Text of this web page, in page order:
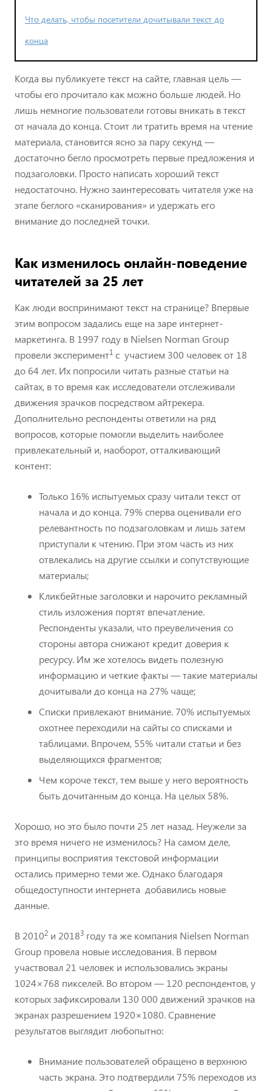
Что делать, чтобы посетители дочитывали текст до
конца
Когда вы публикуете текст на сайте, главная цель —
чтобы его прочитало как можно больше людей. Но
лишь немногие пользователи готовы вникать в текст
от начала до конца. Стоит ли тратить время на чтение
материала, становится ясно за пару секунд —
достаточно бегло просмотреть первые предложения и
подзаголовки. Просто написать хороший текст
недостаточно. Нужно заинтересовать читателя уже на
этапе беглого «сканирования» и удержать его
внимание до последней точки.
Как изменилось онлайн-поведение
читателей за 25 лет
Как люди воспринимают текст на странице? Впервые
этим вопросом задались еще на заре интернет-
маркетинга. В 1997 году в Nielsen Norman Group
провели эксперимент1 с участием 300 человек от 18
до 64 лет. Их попросили читать разные статьи на
сайтах, в то время как исследователи отслеживали
движения зрачков посредством айтрекера.
Дополнительно респонденты ответили на ряд
вопросов, которые помогли выделить наиболее
привлекательный и, наоборот, отталкивающий
контент:
Только 16% испытуемых сразу читали текст от
начала и до конца. 79% сперва оценивали его
релевантность по подзаголовкам и лишь затем
приступали к чтению. При этом часть из них
отвлекались на другие ссылки и сопутствующие
материалы;
Кликбейтные заголовки и нарочито рекламный
стиль изложения портят впечатление.
Респонденты указали, что преувеличения со
стороны автора снижают кредит доверия к
ресурсу. Им же хотелось видеть полезную
информацию и четкие факты — такие материалы
дочитывали до конца на 27% чаще;
Списки привлекают внимание. 70% испытуемых
охотнее переходили на сайты со списками и
таблицами. Впрочем, 55% читали статьи и без
выделяющихся фрагментов;
Чем короче текст, тем выше у него вероятность
быть дочитанным до конца. На целых 58%.
Хорошо, но это было почти 25 лет назад. Неужели за
это время ничего не изменилось? На самом деле,
принципы восприятия текстовой информации
остались примерно теми же. Однако благодаря
общедоступности интернета добавились новые
данные.
В 20102 и 20183 году та же компания Nielsen Norman
Group провела новые исследования. В первом
участвовал 21 человек и использовались экраны
1024×768 пикселей. Во втором — 120 респондентов, у
которых зафиксировали 130 000 движений зрачков на
экранах разрешением 1920×1080. Сравнение
результатов выглядит любопытно:
Внимание пользователей обращено в верхнюю
часть экрана. Это подтвердили 75% переходов из